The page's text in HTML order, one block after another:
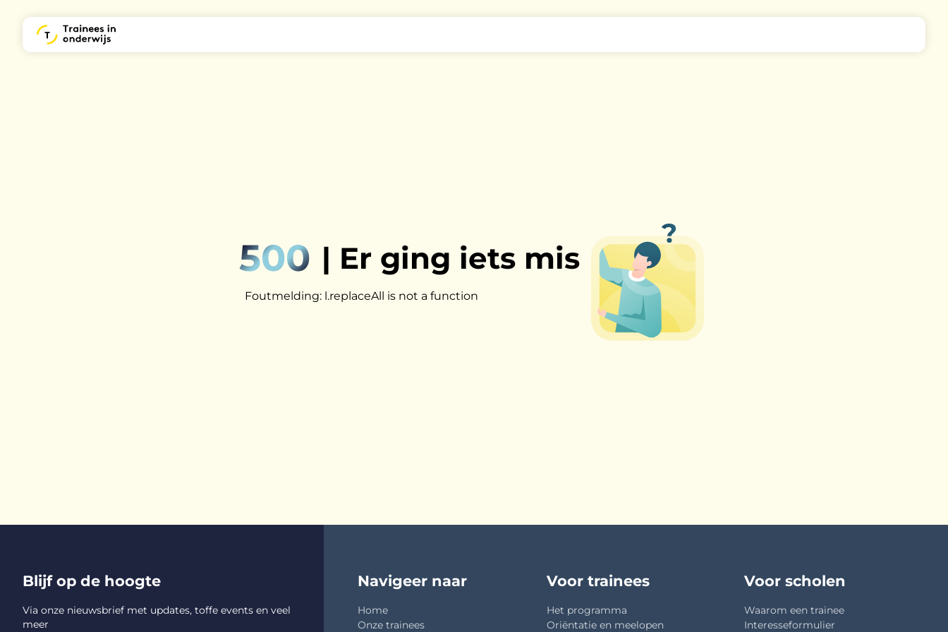
500 | Er ging iets mis
Foutmelding: l.replaceAll is not a function
Blijf op de hoogte
Via onze nieuwsbrief met updates, toffe events en veel
meer
Navigeer naar
Home
Onze trainees
Voor trainees
Het programma
Oriëntatie en meelopen
Voor scholen
Waarom een trainee
Interesseformulier